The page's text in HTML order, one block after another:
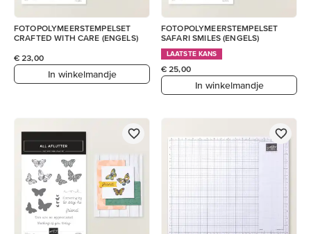
FOTOPOLYMEERSTEMPELSET
CRAFTED WITH CARE (ENGELS)
€ 23,00
In winkelmandje
FOTOPOLYMEERSTEMPELSET
SAFARI SMILES (ENGELS)
LAATSTE KANS
€ 25,00
In winkelmandje